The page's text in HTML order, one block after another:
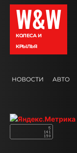
W&W
КОЛЕСА И
КРЫЛЬЯ
НОВОСТИ АВТО